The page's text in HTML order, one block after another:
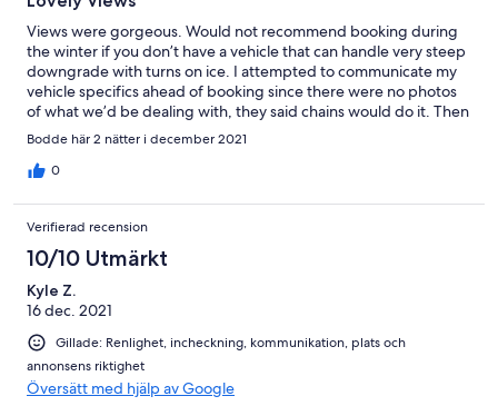
Views were gorgeous. Would not recommend booking during
the winter if you don’t have a vehicle that can handle very steep
downgrade with turns on ice. I attempted to communicate my
vehicle specifics ahead of booking since there were no photos
of what we’d be dealing with, they said chains would do it. Then
we get there and there was no way we would’ve made it down
property management team called to tell us we couldn’t leave
other alternative which was essentially saying we couldn’t stay
there. Thankfully, we made friends with a generous neighbor.
Bodde här 2 nätter i december 2021
0
Verifierad recension
10/10 Utmärkt
Kyle Z.
16 dec. 2021
Gillade: Renlighet, incheckning, kommunikation, plats och
annonsens riktighet
Översätt med hjälp av Google